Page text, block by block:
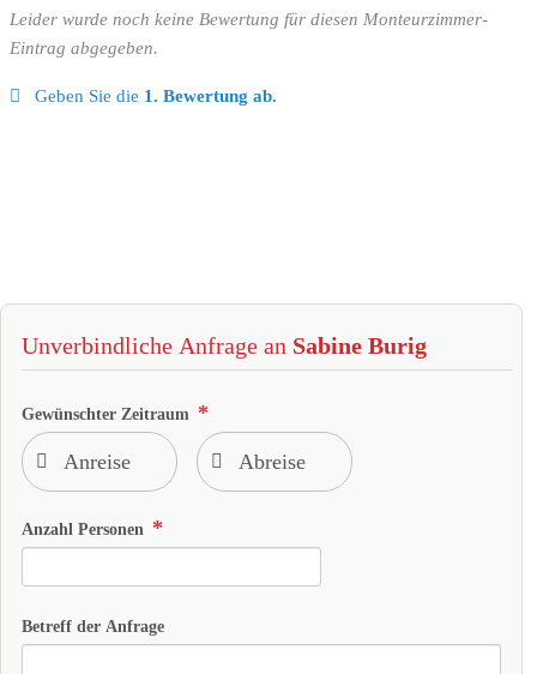
Leider wurde noch keine Bewertung für diesen Monteurzimmer-
Eintrag abgegeben.
Geben Sie die 1. Bewertung ab.
Unverbindliche Anfrage an Sabine Burig
Gewünschter Zeitraum
Anzahl Personen
Betreff der Anfrage